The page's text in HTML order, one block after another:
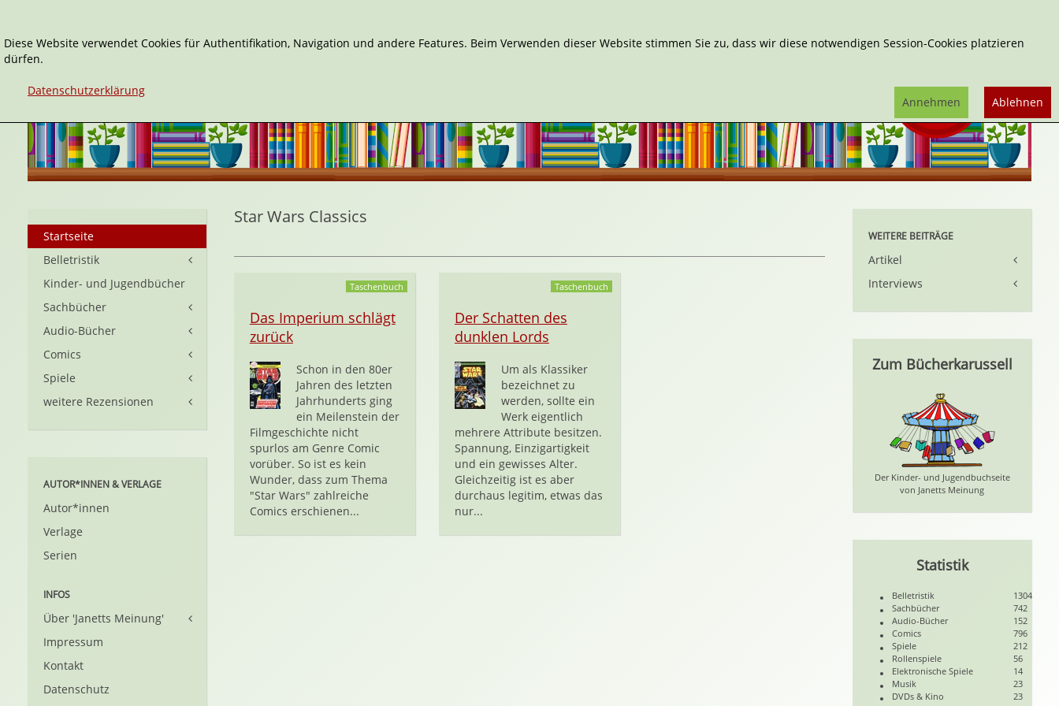
Star Wars Classics
Taschenbuch
Das Imperium schlägt
zurück
Schon in den 80er
Jahren des letzten
Jahrhunderts ging
ein Meilenstein der
Filmgeschichte nicht
spurlos am Genre Comic
vorüber. So ist es kein
Wunder, dass zum Thema
"Star Wars" zahlreiche
Comics erschienen...
Taschenbuch
Der Schatten des
dunklen Lords
Um als Klassiker
bezeichnet zu
werden, sollte ein
Werk eigentlich
mehrere Attribute besitzen.
Spannung, Einzigartigkeit
und ein gewisses Alter.
Gleichzeitig ist es aber
durchaus legitim, etwas das
nur...
Startseite
Belletristik
Kinder- und Jugendbücher
Sachbücher
Audio-Bücher
Comics
Spiele
weitere Rezensionen
AUTOR*INNEN & VERLAGE
Autor*innen
Verlage
Serien
INFOS
Über 'Janetts Meinung'
Impressum
Kontakt
Datenschutz
WEITERE BEITRÄGE
Artikel
Interviews
Zum Bücherkarussell
Der Kinder- und Jugendbuchseite
von Janetts Meinung
Statistik
Belletristik
1304
Sachbücher
742
Audio-Bücher
152
Comics
796
Spiele
212
Rollenspiele
56
Elektronische Spiele
14
Musik
23
DVDs & Kino
23
Diese Website verwendet Cookies für Authentifikation, Navigation und andere Features. Beim Verwenden dieser Website stimmen Sie zu, dass wir diese notwendigen Session-Cookies platzieren
dürfen.
Datenschutzerklärung
Ablehnen
Annehmen